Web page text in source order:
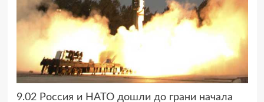
9.02 Россия и НАТО дошли до грани начала